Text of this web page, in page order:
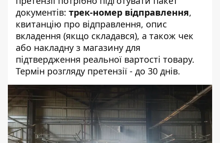
документів: трек-номер відправлення,
квитанцію про відправлення, опис
вкладення (якщо складався), а також чек
або накладну з магазину для
підтвердження реальної вартості товару.
Термін розгляду претензії - до 30 днів.